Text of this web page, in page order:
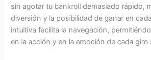
sin agotar tu bankroll demasiado rápido,
diversión y la posibilidad de ganar en
intuitiva facilita la navegación,
en la acción y en la emoción de cada